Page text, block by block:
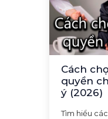
Cách
quyền
ý (2026)
Tìm hiểu